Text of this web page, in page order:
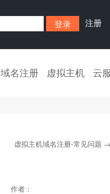
注册
域名注册 虚拟主机 云
虚拟主机域名注册-常见问题
作者：